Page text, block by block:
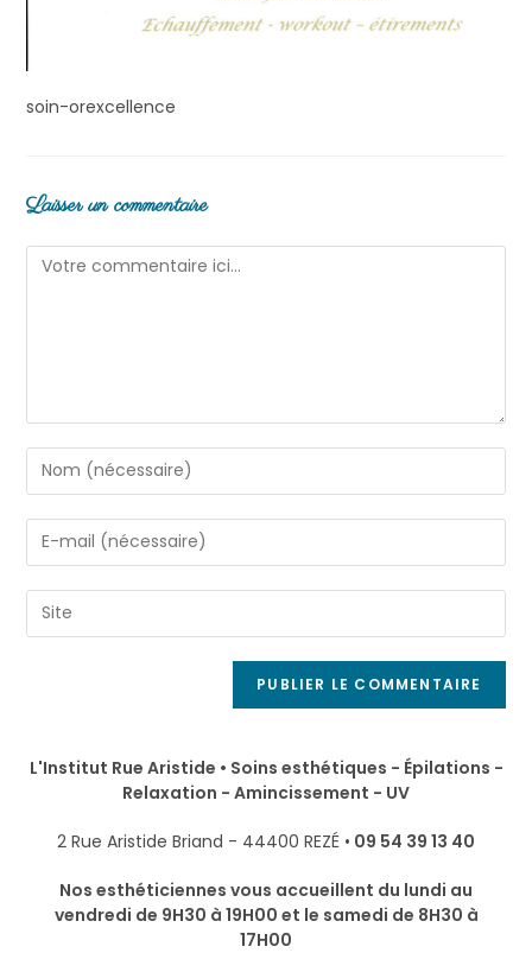
soin-orexcellence
Laisser un commentaire
L'Institut Rue Aristide • Soins esthétiques - Épilations -
Relaxation - Amincissement - UV
2 Rue Aristide Briand - 44400 REZÉ • 09 54 39 13 40
Nos esthéticiennes vous accueillent du lundi au
vendredi de 9H30 à 19H00 et le samedi de 8H30 à
17H00